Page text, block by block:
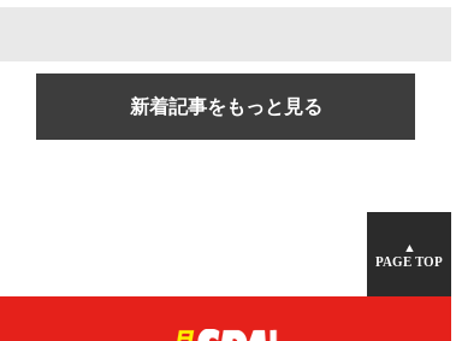
新着記事をもっと見る
▲
PAGE TOP